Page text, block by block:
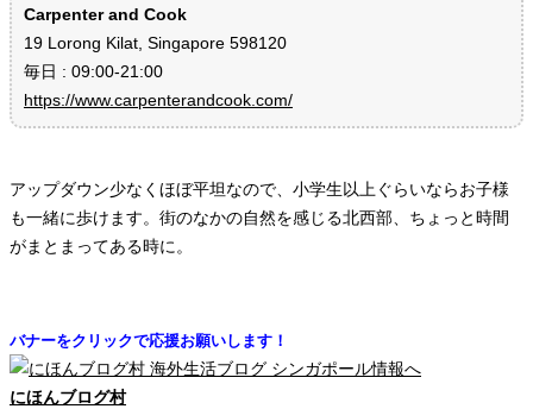
Carpenter and Cook
19 Lorong Kilat, Singapore 598120
毎日 : 09:00-21:00
https://www.carpenterandcook.com/
アップダウン少なくほぼ平坦なので、小学生以上ぐらいならお子様
も一緒に歩けます。街のなかの自然を感じる北西部、ちょっと時間
がまとまってある時に。
バナーをクリックで応援お願いします！
にほんブログ村